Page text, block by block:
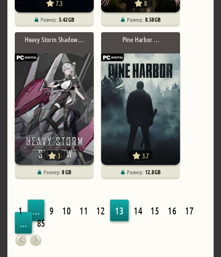
7.3
Размер:5.42 GB
8
Размер:8.58 GB
Heavy Storm Shadow …
3
Размер: 8 GB
Pine Harbor …
3.7
Размер: 12.8 GB
1 ... 9 10 11 12 13 14 15 16
17
...
85